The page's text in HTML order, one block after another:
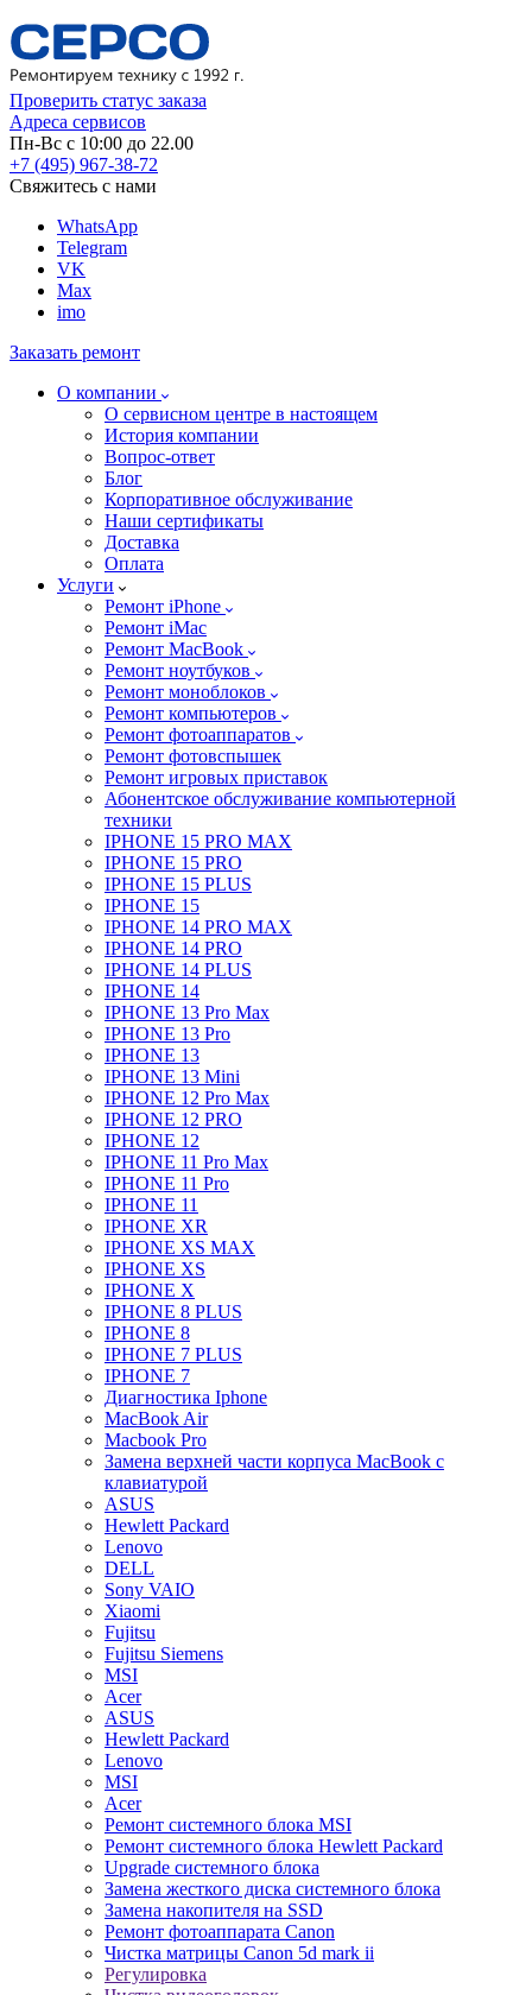
Проверить статус заказа
Адреса сервисов
Пн-Вс с 10:00 до 22.00
+7 (495) 967-38-72
Свяжитесь с нами
WhatsApp
Telegram
VK
Max
imo
Заказать ремонт
О компании
О сервисном центре в настоящем
История компании
Вопрос-ответ
Блог
Корпоративное обслуживание
Наши сертификаты
Доставка
Оплата
Услуги
Ремонт iPhone
Ремонт iMac
Ремонт MacBook
Ремонт ноутбуков
Ремонт моноблоков
Ремонт компьютеров
Ремонт фотоаппаратов
Ремонт фотовспышек
Ремонт игровых приставок
Абонентское обслуживание компьютерной
техники
IPHONE 15 PRO MAX
IPHONE 15 PRO
IPHONE 15 PLUS
IPHONE 15
IPHONE 14 PRO MAX
IPHONE 14 PRO
IPHONE 14 PLUS
IPHONE 14
IPHONE 13 Pro Max
IPHONE 13 Pro
IPHONE 13
IPHONE 13 Mini
IPHONE 12 Pro Max
IPHONE 12 PRO
IPHONE 12
IPHONE 11 Pro Max
IPHONE 11 Pro
IPHONE 11
IPHONE XR
IPHONE XS MAX
IPHONE XS
IPHONE X
IPHONE 8 PLUS
IPHONE 8
IPHONE 7 PLUS
IPHONE 7
Диагностика Iphone
MacBook Air
Macbook Pro
Замена верхней части корпуса MacBook с
клавиатурой
ASUS
Hewlett Packard
Lenovo
DELL
Sony VAIO
Xiaomi
Fujitsu
Fujitsu Siemens
MSI
Acer
ASUS
Hewlett Packard
Lenovo
MSI
Acer
Ремонт системного блока MSI
Ремонт системного блока Hewlett Packard
Upgrade системного блока
Замена жесткого диска системного блока
Замена накопителя на SSD
Ремонт фотоаппарата Canon
Чистка матрицы Canon 5d mark ii
Регулировка